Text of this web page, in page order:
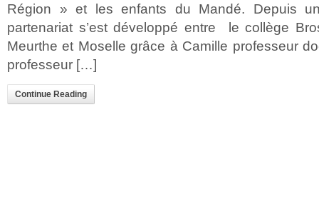
Région » et les enfants du Mandé. Depuis
partenariat s’est développé entre le collège
Meurthe et Moselle grâce à Camille professeur
professeur […]
Continue Reading